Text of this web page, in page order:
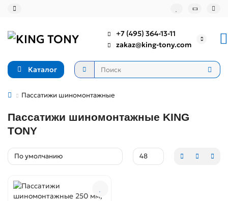
+7 (495) 364-13-11
zakaz@king-tony.com
Каталог
Пассатижи шиномонтажные
Пассатижи шиномонтажные KING
TONY